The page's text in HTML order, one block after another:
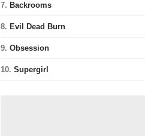
7. Backrooms
8. Evil Dead Burn
9. Obsession
10. Supergirl